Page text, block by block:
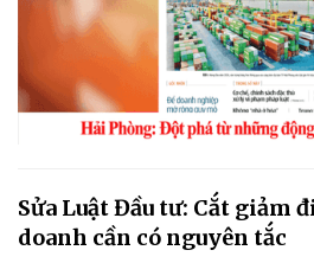
Sửa Luật Đầu tư: Cắt giảm
doanh cần có nguyên tắc